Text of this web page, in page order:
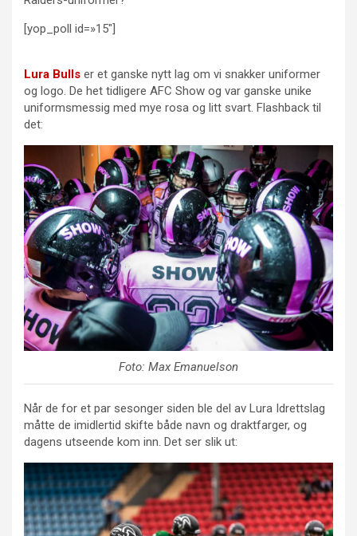
[yop_poll id=»15″]
Lura Bulls er et ganske nytt lag om vi snakker uniformer
og logo. De het tidligere AFC Show og var ganske unike
uniformsmessig med mye rosa og litt svart. Flashback til
det:
Foto: Max Emanuelson
Når de for et par sesonger siden ble del av Lura Idrettslag
måtte de imidlertid skifte både navn og draktfarger, og
dagens utseende kom inn. Det ser slik ut: